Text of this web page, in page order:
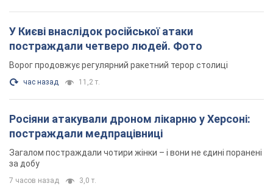
У Києві внаслідок російської атаки
постраждали четверо людей. Фото
Ворог продовжує регулярний ракетний терор столиці
час назад 11,2 т.
Росіяни атакували дроном лікарню у Херсоні:
постраждали медпрацівниці
Загалом постраждали чотири жінки – і вони не єдині поранені
за добу
7 часов назад 3,0 т.